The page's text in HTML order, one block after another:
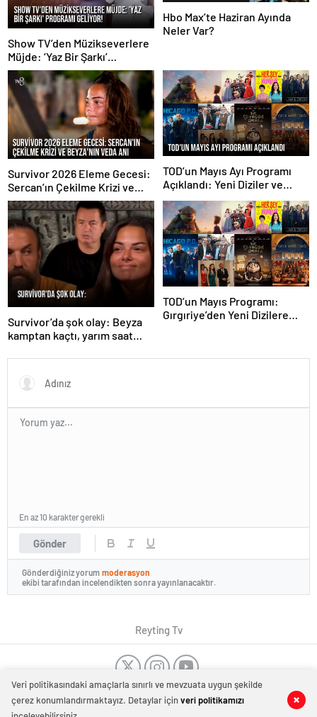
Haber Merkezi
0 0
Show TV’den Müzikseverlere
Müjde: ‘Yaz Bir Şarkı’
Programı Geliyor!
Hbo Max’te Haziran Ayında
Neler Var?
Survivor 2026 Eleme Gecesi:
Sercan’ın Çekilme Krizi ve
Beyza’nın Veda Anı
TOD’un Mayıs Ayı Programı
Açıklandı: Yeni Diziler ve
Filmler Geliyor
Survivor’da şok olay: Beyza
kamptan kaçtı, yarım saat
TOD’un Mayıs Programı:
Gırgıriye’den Yeni Dizilere
Gönder
En az 10 karakter gerekli
Gönderdiğiniz yorum moderasyon
ekibi tarafından incelendikten sonra yayınlanacaktır.
Reyting Tv
Veri politikasındaki amaçlarla sınırlı ve mevzuata uygun şekilde
çerez konumlandırmaktayız. Detaylar içinveri politikamızı
Dost SitelerTanıtım Yazısı -Düğün Dansı Kursu-Dans Kursu
Bakırköy
-Kombi tamiri İstanbul Evden